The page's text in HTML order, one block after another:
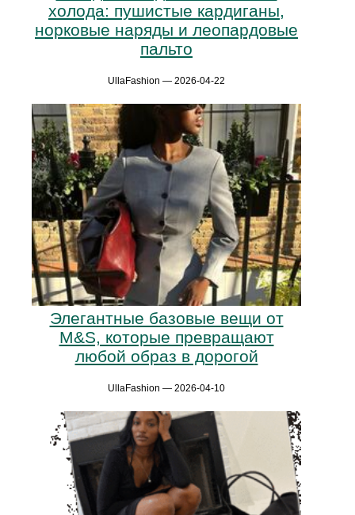
холода: пушистые кардиганы,
норковые наряды и леопардовые
пальто
UllaFashion — 2026-04-22
Элегантные базовые вещи от
M&S, которые превращают
любой образ в дорогой
UllaFashion — 2026-04-10